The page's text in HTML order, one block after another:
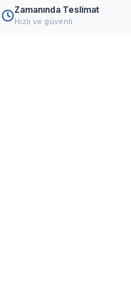
Zamanında Teslimat
Hızlı ve güvenli